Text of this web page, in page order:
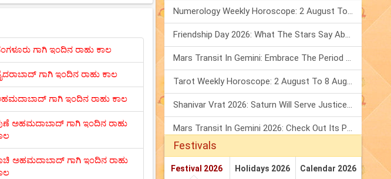
ಗಾಗಿ ಇಂದಿನ ರಾಹು ಕಾಲ
ಗಾಗಿ ಇಂದಿನ ರಾಹು ಕಾಲ
ಗಾಗಿ ಇಂದಿನ ರಾಹು ಕಾಲ
ಅಹಮದಾಬಾದ್ ಗಾಗಿ ಇಂದಿನ ರಾಹು
ಅಹಮದಾಬಾದ್ ಗಾಗಿ ಇಂದಿನ ರಾಹು
Numerology Weekly Horoscope: 2 August To 8 August, 2026
Friendship Day 2026: What The Stars Say About Your Best Friend!
Mars Transit In Gemini: Embrace The Period Full Of Energy & Intelligence
Tarot Weekly Horoscope: 2 August To 8 August, 2026
Shanivar Vrat 2026: Saturn Will Serve Justice In Sawan Month!
Mars Transit In Gemini 2026: Check Out Its Positive & Negative Impact
Festivals
Festival 2026 Holidays 2026 Calendar 2026